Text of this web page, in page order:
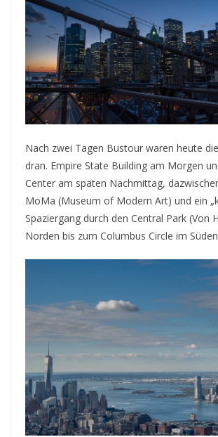
Nach zwei Tagen Bustour waren heute
dran. Empire State Building am Morgen
Center am späten Nachmittag,
MoMa (Museum of Modern Art) und ein
Spaziergang durch den Central Park (Von
Norden bis zum Columbus Circle im